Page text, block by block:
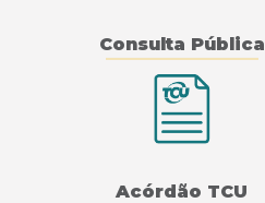
Consulta Pública
Acórdão TCU